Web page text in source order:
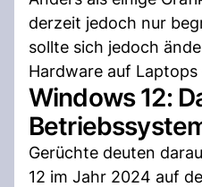
derzeit jedoch nur
sollte sich jedoch
Hardware auf
Windows 12:
Gerüchte deuten
12 im Jahr 2024 auf